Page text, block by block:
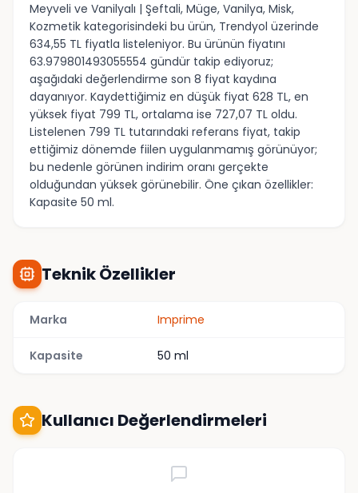
Meyveli ve Vanilyalı | Şeftali, Müge, Vanilya, Misk,
Kozmetik kategorisindeki bu ürün, Trendyol üzerinde
634,55 TL fiyatla listeleniyor. Bu ürünün fiyatını
63.979801493055554 gündür takip ediyoruz;
aşağıdaki değerlendirme son 8 fiyat kaydına
dayanıyor. Kaydettiğimiz en düşük fiyat 628 TL, en
yüksek fiyat 799 TL, ortalama ise 727,07 TL oldu.
Listelenen 799 TL tutarındaki referans fiyat, takip
ettiğimiz dönemde fiilen uygulanmamış görünüyor;
bu nedenle görünen indirim oranı gerçekte
olduğundan yüksek görünebilir. Öne çıkan özellikler:
Kapasite 50 ml.
Teknik Özellikler
Marka Imprime
Kapasite 50 ml
Kullanıcı Değerlendirmeleri